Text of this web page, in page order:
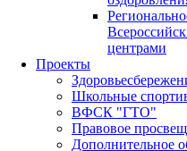
центрами
Проекты
Школьные
ВФСК "ГТО"
Правовое
Дополнительное